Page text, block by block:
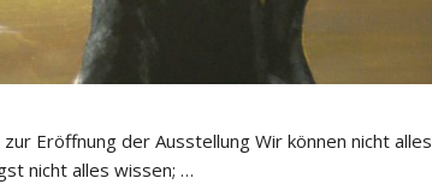
Eröffnung der Ausstellung Wir können nicht alles
nicht alles wissen; …